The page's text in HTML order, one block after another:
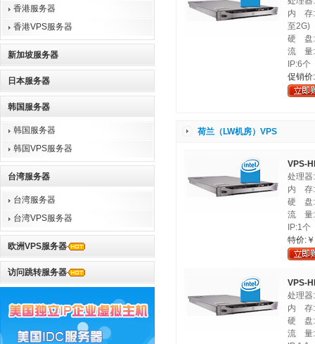
香港服务器
香港VPS服务器
新加坡服务器
日本服务器
韩国服务器
韩国服务器
韩国VPS服务器
台湾服务器
台湾服务器
台湾VPS服务器
欧洲VPS服务器
访问跳转服务器
内 存
至2G)
硬 盘
流 量
IP:6个
促销价
荷兰（LW机房）VPS
VPS-
处理器
内 存
硬 盘
流 量
IP:1个
特价:￥
VPS-
处理器
内 存
硬 盘
流 量